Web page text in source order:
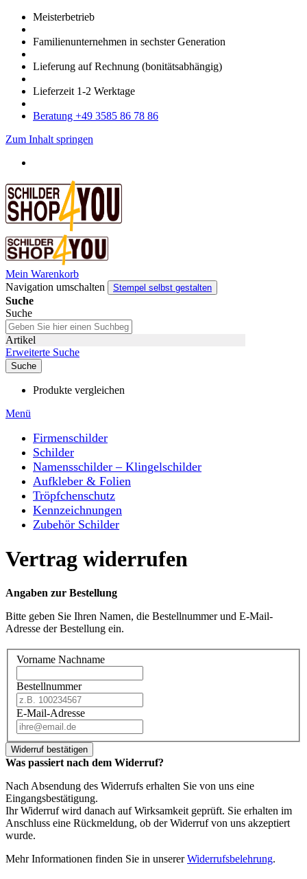
Meister­betrieb
Familien­unter­nehmen in sechster Gene­ration
Lieferung auf Rech­nung (bonitätsabhängig)
Liefer­zeit 1-2 Werk­tage
Bera­tung +49 3585 86 78 86
Zum Inhalt springen
Mein Warenkorb
Navigation umschalten
Stempel selbst gestalten
Suche
Suche
Artikel
Erweiterte Suche
Suche
Produkte vergleichen
Menü
Firmenschilder
Schilder
Namensschilder – Klingelschilder
Aufkleber & Folien
Tröpfchenschutz
Kennzeichnungen
Zubehör Schilder
Vertrag widerrufen
Angaben zur Bestellung
Bitte geben Sie Ihren Namen, die Bestellnummer und E-Mail-
Adresse der Bestellung ein.
Vorname Nachname
Bestellnummer
E-Mail-Adresse
Widerruf bestätigen
Was passiert nach dem Widerruf?
Nach Absendung des Widerrufs erhalten Sie von uns eine
Eingangsbestätigung.
Ihr Widerruf wird danach auf Wirksamkeit geprüft. Sie erhalten im
Anschluss eine Rückmeldung, ob der Widerruf von uns akzeptiert
wurde.
Mehr Informationen finden Sie in unsererWiderrufsbelehrung.